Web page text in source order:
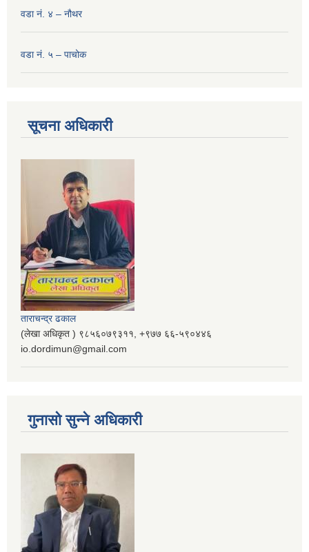
वडा नं. ४ – नौथर
वडा नं. ५ – पाचोक
सूचना अधिकारी
ताराचन्द्र ढकाल
(लेखा अधिकृत ) ९८५६०७९३११, ‌‍‍+९७७ ६६-५९०४४६
io.dordimun@gmail.com
गुनासो सुन्ने अधिकारी